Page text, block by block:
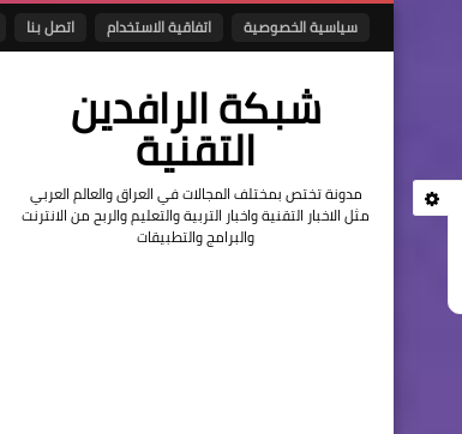
سياسية الخصوصية اتفاقية الاستخدام اتصل بنا
شبكة الرافدين
التقنية
مدونة تختص بمختلف المجالات في العراق والعالم العربي
مثل الاخبار التقنية واخبار التربية والتعليم والربح من الانترنت
والبرامج والتطبيقات